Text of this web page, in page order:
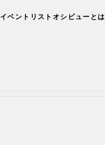
イベントリスト オシビューとは